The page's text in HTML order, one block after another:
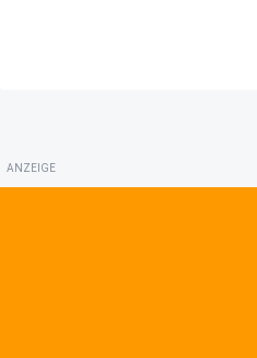
ANZEIGE